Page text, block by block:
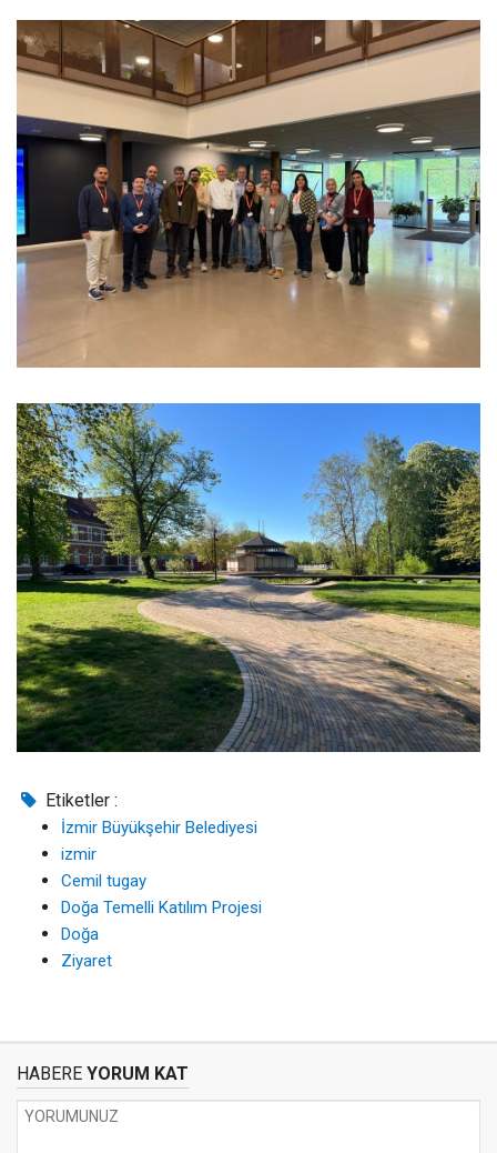
Etiketler :
İzmir Büyükşehir Belediyesi
izmir
Cemil tugay
Doğa Temelli Katılım Projesi
Doğa
Ziyaret
HABERE YORUM KAT